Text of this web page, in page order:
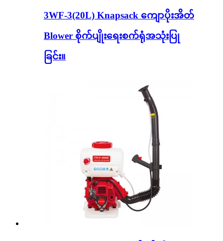
3WF-3(20L) Knapsack ကျောပိုးအိတ်
Blower စိုက်ပျိုးရေးစက်ရုံအသုံးပြု
ခြင်း။